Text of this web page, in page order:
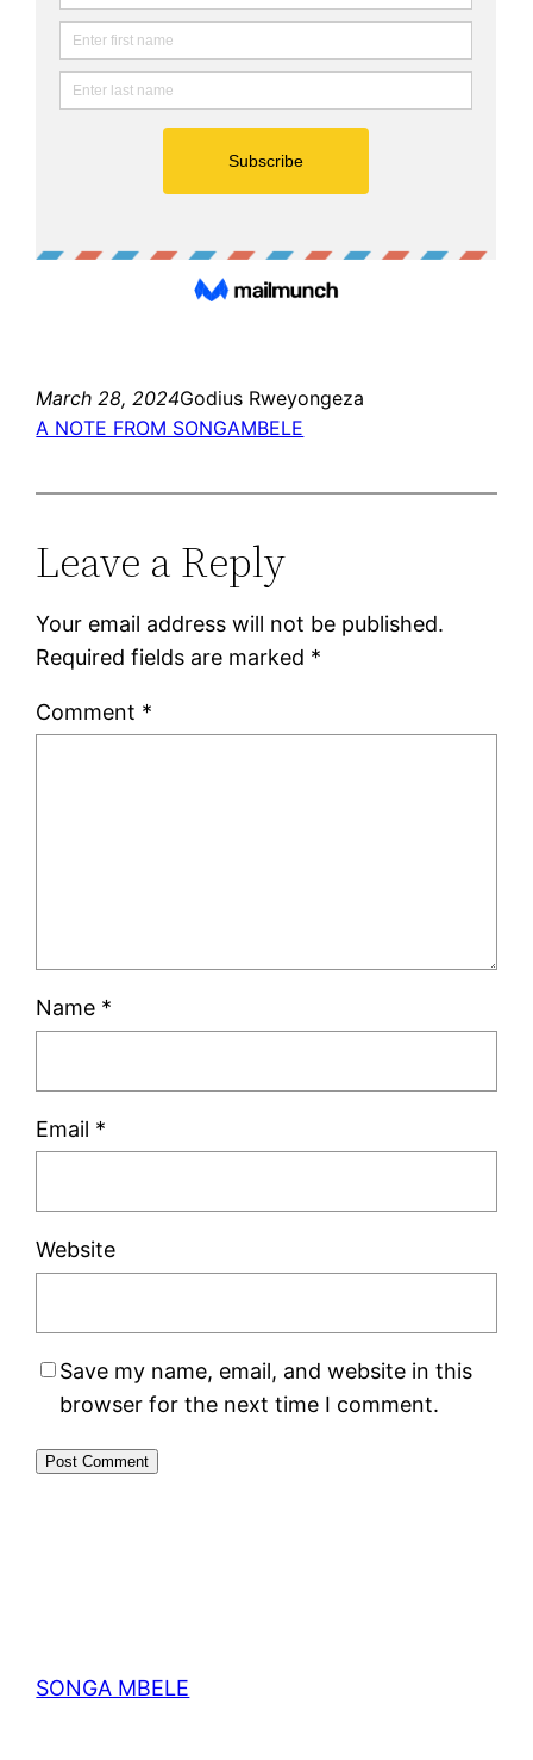
March 28, 2024Godius Rweyongeza
A NOTE FROM SONGAMBELE
Leave a Reply
Your email address will not be published.
Required fields are marked *
Comment *
Name *
Email *
Website
Save my name, email, and website in this
browser for the next time I comment.
SONGA MBELE